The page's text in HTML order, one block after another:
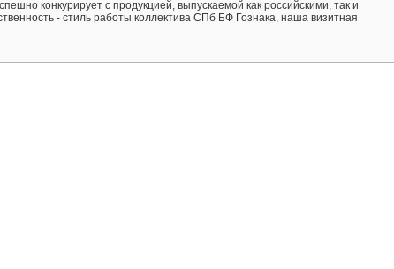
конкурирует с продукцией, выпускаемой как российскими, так и
- стиль работы коллектива СПб БФ Гознака, наша визитная